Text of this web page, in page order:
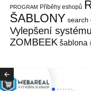
PROGRAM Příběhy eshopů
ŠABLONY search
Vylepšení systému
ZOMBEEK šablona